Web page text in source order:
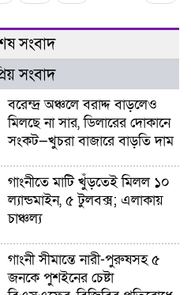
সংবাদ
সংবাদ
বরেন্দ্র অঞ্চলে বরাদ্দ বাড়লেও
মিলছে না সার, ডিলারের দোকানে
সংকট—খুচরা বাজারে বাড়তি দাম
গাংনীতে মাটি খুঁড়তেই মিলল ১০
ল্যান্ডমাইন, ৫ টুলবক্স; এলাকায়
চাঞ্চল্য
গাংনী সীমান্তে নারী-পুরুষসহ ৫
জনকে পুশইনের চেষ্টা